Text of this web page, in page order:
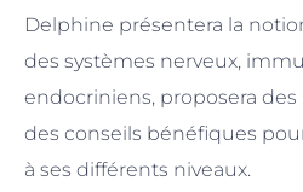
Delphine présentera la
des systèmes nerveux,
endocriniens, proposera
des conseils bénéfiques
à ses différents niveaux.